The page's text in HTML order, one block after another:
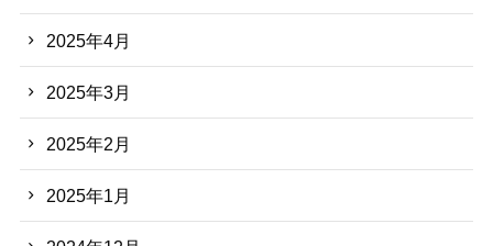
2025年4月
2025年3月
2025年2月
2025年1月